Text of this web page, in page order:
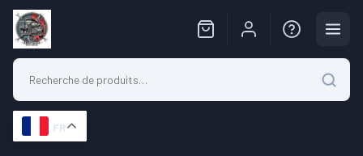
FR